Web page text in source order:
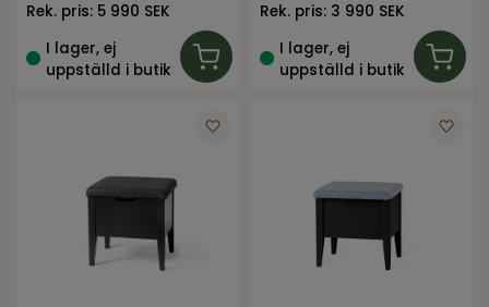
Rek. pris: 5 990 SEK
I lager, ej
uppställd i butik
Rek. pris: 3 990 SEK
I lager, ej
uppställd i butik